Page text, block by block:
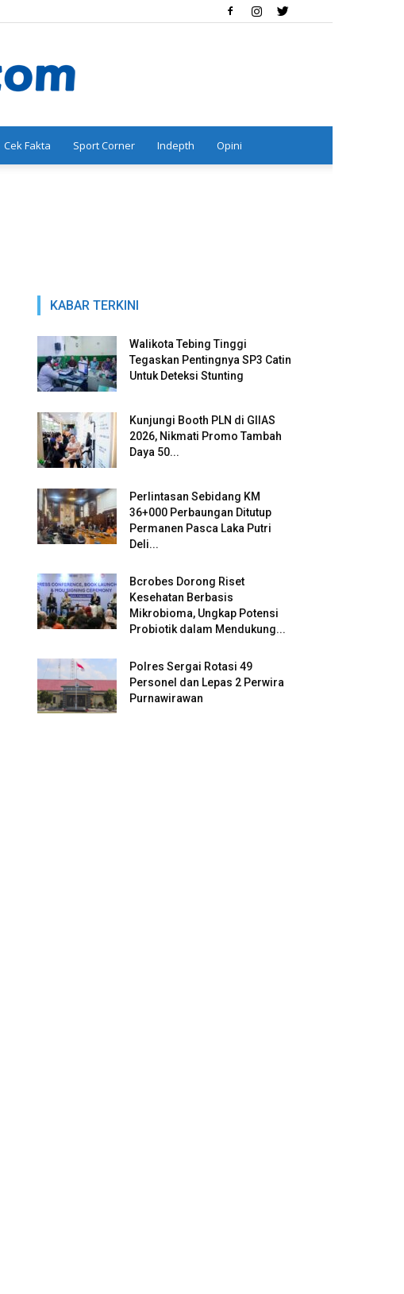
Cek Fakta Sport Corner Indepth Opini
KABAR TERKINI
Walikota Tebing Tinggi
Tegaskan Pentingnya SP3 Catin
Untuk Deteksi Stunting
Kunjungi Booth PLN di GIIAS
2026, Nikmati Promo Tambah
Daya 50...
Perlintasan Sebidang KM
36+000 Perbaungan Ditutup
Permanen Pasca Laka Putri
Deli...
Bcrobes Dorong Riset
Kesehatan Berbasis
Mikrobioma, Ungkap Potensi
Probiotik dalam Mendukung...
Polres Sergai Rotasi 49
Personel dan Lepas 2 Perwira
Purnawirawan